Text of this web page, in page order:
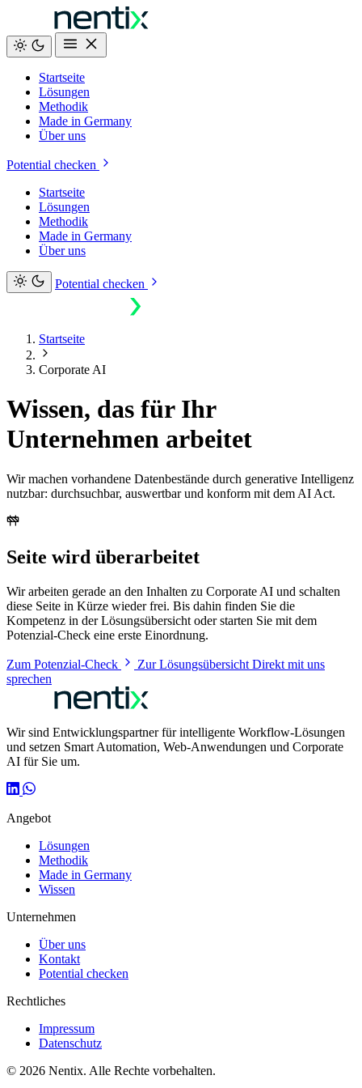
Startseite
Lösungen
Methodik
Made in Germany
Über uns
Potential checken
Startseite
Lösungen
Methodik
Made in Germany
Über uns
Potential checken
Startseite
Corporate AI
Wissen, das für Ihr
Unternehmen arbeitet
Wir machen vorhandene Datenbestände durch generative Intelligenz
nutzbar: durchsuchbar, auswertbar und konform mit dem AI Act.
Seite wird überarbeitet
Wir arbeiten gerade an den Inhalten zu Corporate AI und schalten
diese Seite in Kürze wieder frei. Bis dahin finden Sie die
Kompetenz in der Lösungsübersicht oder starten Sie mit dem
Potenzial-Check eine erste Einordnung.
Zum Potenzial-Check Zur Lösungsübersicht Direkt mit uns
sprechen
Wir sind Entwicklungspartner für intelligente Workflow-Lösungen
und setzen Smart Automation, Web-Anwendungen und Corporate
AI für Sie um.
Angebot
Lösungen
Methodik
Made in Germany
Wissen
Unternehmen
Über uns
Kontakt
Potential checken
Rechtliches
Impressum
Datenschutz
© 2026 Nentix. Alle Rechte vorbehalten.